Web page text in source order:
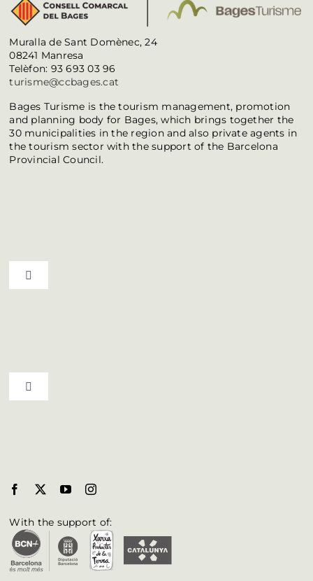
Muralla de Sant Domènec, 24
08241 Manresa
Telèfon: 93 693 03 96
turisme@ccbages.cat
Bages Turisme is the tourism management, promotion
and planning body for Bages, which brings together the
30 municipalities in the region and also private agents in
the tourism sector with the support of the Barcelona
Provincial Council.
Toggle Navigation
Agenda
Professionals
Toggle Navigation
Brochures & Posters
Accessibility
With the support of: